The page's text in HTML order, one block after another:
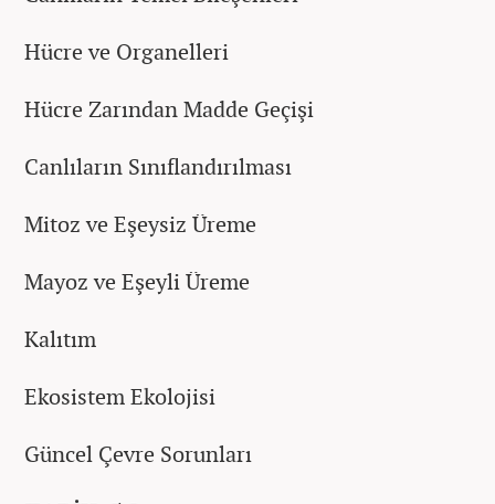
Hücre ve Organelleri
Hücre Zarından Madde Geçişi
Canlıların Sınıflandırılması
Mitoz ve Eşeysiz Üreme
Mayoz ve Eşeyli Üreme
Kalıtım
Ekosistem Ekolojisi
Güncel Çevre Sorunları